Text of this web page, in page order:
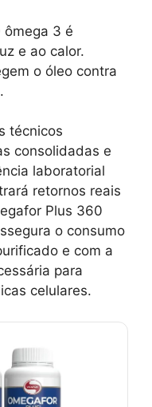
ômega 3 é
e ao calor.
o óleo contra
técnicos
consolidadas e
laboratorial
retornos reais
Plus 360
o consumo
e com a
para
celulares.